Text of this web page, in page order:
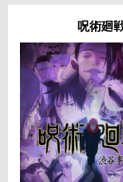
呪術廻